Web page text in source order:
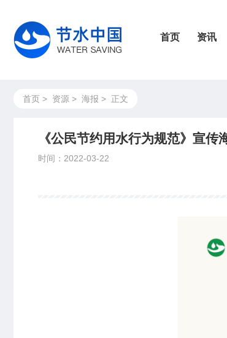
首页 资讯
首页 > 资源 > 海报 > 正文
《公民节约用水行为规范》宣传
时间：2022-03-22